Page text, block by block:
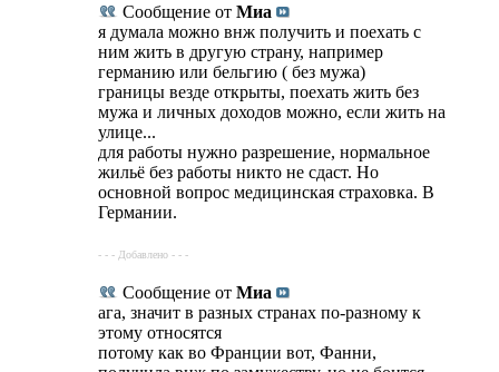
Сообщение от Миа
я думала можно внж получить и поехать с
ним жить в другую страну, например
германию или бельгию ( без мужа)
границы везде открыты, поехать жить без
мужа и личных доходов можно, если жить на
улице...
для работы нужно разрешение, нормальное
жильё без работы никто не сдаст. Но
основной вопрос медицинская страховка. В
Германии.
- - - Добавлено - - -
Сообщение от Миа
ага, значит в разных странах по-разному к
этому относятся
потому как во Франции вот, Фанни,